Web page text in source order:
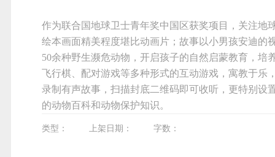
作为联合国地球卫士青年奖中国区获奖项目，关注地
绘本画面精美程度堪比动画片；故事以小男孩安迪的
50余种野生濒危动物，开启孩子的自然启蒙教育，培
飞行棋、配对游戏等多种形式的互动游戏，寓教于乐
录制有声故事，扫描封底二维码即可收听，更特别设
的动物百科和动物保护知识。
类型： 上架日期： 字数：